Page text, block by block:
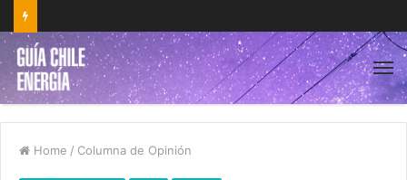
Home / Columna de Opinión